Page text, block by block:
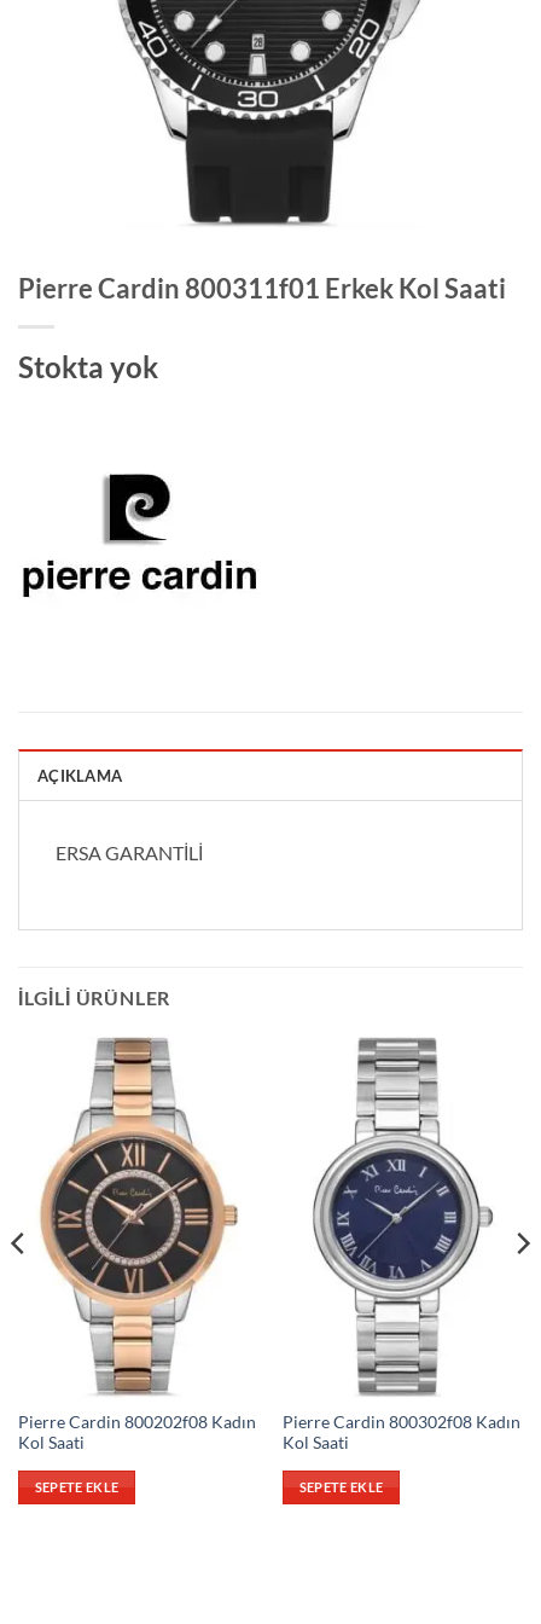
Pierre Cardin 800311f01 Erkek Kol Saati
Stokta yok
AÇIKLAMA
ERSA GARANTİLİ
İLGILI ÜRÜNLER
Pierre Cardin 800202f08 Kadın
Kol Saati
SEPETE EKLE
Pierre Cardin 800302f08 Kadın
Kol Saati
SEPETE EKLE